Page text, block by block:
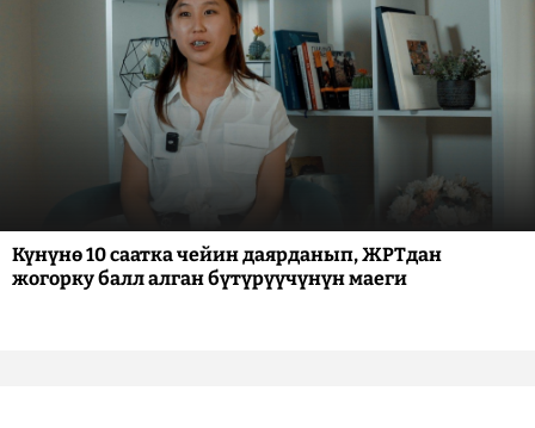
Күнүнө 10 саатка чейин даярданып, ЖРТдан
жогорку балл алган бүтүрүүчүнүн маеги